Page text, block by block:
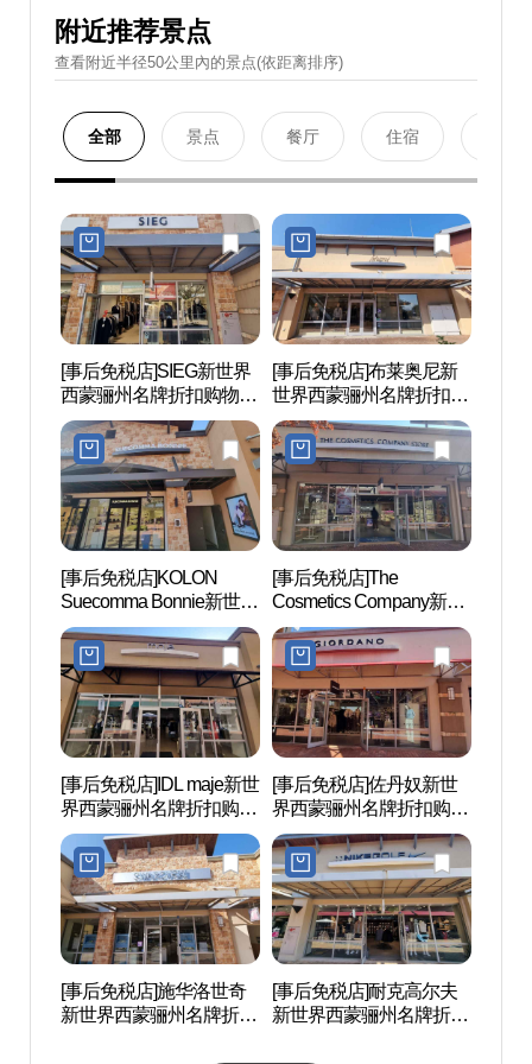
附近推荐景点
查看附近半径50公里內的景点(依距离排序)
全部 景点 餐厅 住宿
[事后免税店]SIEG新世界
西蒙骊州名牌折扣购物中
心(지이크 신세계사이먼
프리미엄아울렛 여주점)
[事后免税店]布莱奥尼新
世界西蒙骊州名牌折扣购
物中心(브리오니 신세계
사이먼프리미엄아울렛
여주점)
[事后免税店]KOLON
Suecomma Bonnie新世界
西蒙骊州名牌折扣购物中
心(슈콤마보니 신세계사
이먼프리미엄아울렛 여
주점)
[事后免税店]The
Cosmetics Company新世
界西蒙骊州名牌折扣购物
中心(더 코스메틱 컴퍼니
스토어 신세계사이먼프
리미엄아울렛 여주점)
[事后免税店]IDL maje新世
界西蒙骊州名牌折扣购物
中心(마쥬 신세계사이먼
프리미엄아울렛 여주점)
[事后免税店]佐丹奴新世
界西蒙骊州名牌折扣购物
中心(지오다노 신세계사
이먼프리미엄아울렛 여
주점)
[事后免税店]施华洛世奇
新世界西蒙骊州名牌折扣
[事后免税店]耐克高尔夫
新世界西蒙骊州名牌折扣